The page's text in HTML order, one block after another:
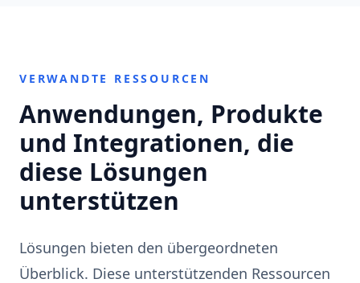
VERWANDTE RESSOURCEN
Anwendungen, Produkte
und Integrationen, die
diese Lösungen
unterstützen
Lösungen bieten den übergeordneten
Überblick. Diese unterstützenden Ressourcen